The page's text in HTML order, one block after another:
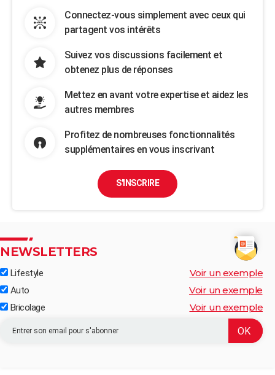
Connectez-vous simplement avec ceux qui
partagent vos intérêts
Suivez vos discussions facilement et
obtenez plus de réponses
Mettez en avant votre expertise et aidez les
autres membres
Profitez de nombreuses fonctionnalités
supplémentaires en vous inscrivant
S'INSCRIRE
NEWSLETTERS
Lifestyle Voir un exemple
Auto Voir un exemple
Bricolage Voir un exemple